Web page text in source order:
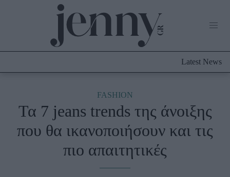
Culture
Fashion
Shopping
Latest News
FASHION
Τα 7 jeans trends της άνοιξης
που θα ικανοποιήσουν και τις
πιο απαιτητικές